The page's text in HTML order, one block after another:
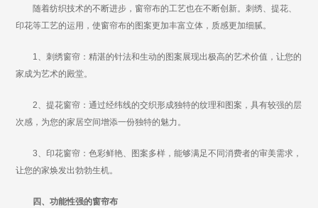
随着纺织技术的不断进步，窗帘布的工艺也在不断创新。刺绣、提花、
印花等工艺的运用，使窗帘布的图案更加丰富立体，质感更加细腻。
1、刺绣窗帘：精湛的针法和生动的图案展现出极高的艺术价值，让您的
家成为艺术的殿堂。
2、提花窗帘：通过经纬线的交织形成独特的纹理和图案，具有较强的层
次感，为您的家居空间增添一份独特的魅力。
3、印花窗帘：色彩鲜艳、图案多样，能够满足不同消费者的审美需求，
让您的家焕发出勃勃生机。
四、功能性强的窗帘布